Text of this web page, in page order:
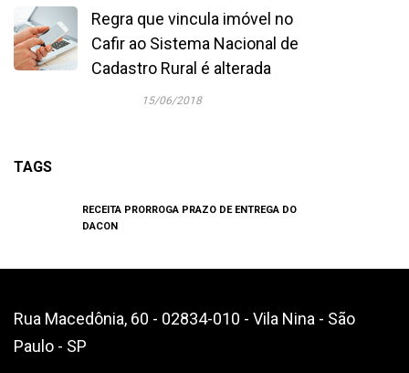
Regra que vincula imóvel no
Cafir ao Sistema Nacional de
Cadastro Rural é alterada
15/06/2018
TAGS
RECEITA PRORROGA PRAZO DE ENTREGA DO
DACON
Rua Macedônia, 60 - 02834-010 - Vila Nina - São
Paulo - SP